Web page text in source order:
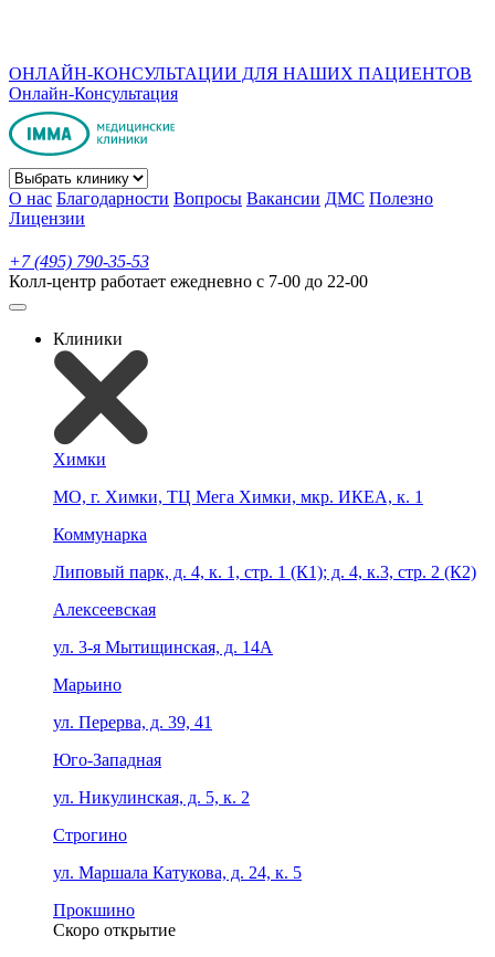
ОНЛАЙН-КОНСУЛЬТАЦИИ ДЛЯ НАШИХ ПАЦИЕНТОВ
Онлайн-Консультация
О нас Благодарности Вопросы Вакансии ДМС Полезно
Лицензии
+7 (495) 790-35-53
Колл-центр работает ежедневно с 7-00 до 22-00
Клиники
Химки
МО, г. Химки, ТЦ Мега Химки, мкр. ИКЕА, к. 1
Коммунарка
Липовый парк, д. 4, к. 1, стр. 1 (К1); д. 4, к.3, стр. 2 (К2)
Алексеевская
ул. 3-я Мытищинская, д. 14А
Марьино
ул. Перерва, д. 39, 41
Юго-Западная
ул. Никулинская, д. 5, к. 2
Строгино
ул. Маршала Катукова, д. 24, к. 5
Прокшино
Скоро открытие